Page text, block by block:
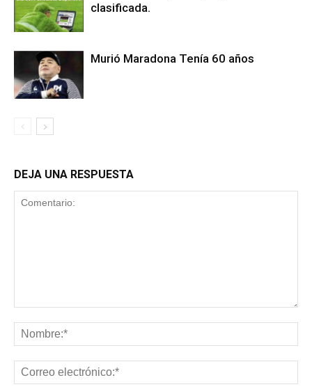
clasificada.
Murió Maradona Tenía 60 años
DEJA UNA RESPUESTA